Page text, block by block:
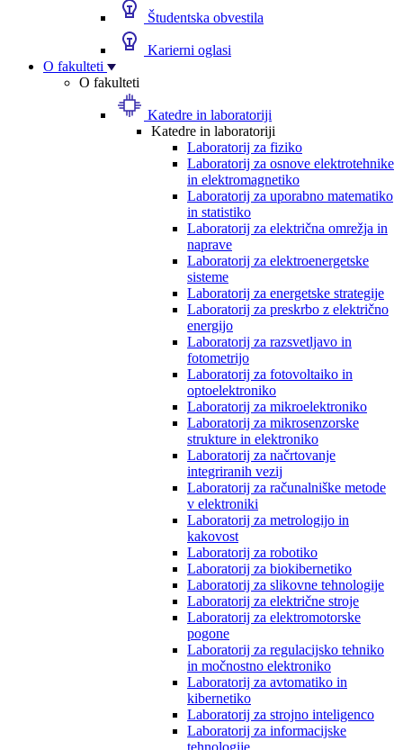
Študentska obvestila
Karierni oglasi
O fakulteti
O fakulteti
Katedre in laboratoriji
Katedre in laboratoriji
Laboratorij za fiziko
Laboratorij za osnove elektrotehnike
in elektromagnetiko
Laboratorij za uporabno matematiko
in statistiko
Laboratorij za električna omrežja in
naprave
Laboratorij za elektroenergetske
sisteme
Laboratorij za energetske strategije
Laboratorij za preskrbo z električno
energijo
Laboratorij za razsvetljavo in
fotometrijo
Laboratorij za fotovoltaiko in
optoelektroniko
Laboratorij za mikroelektroniko
Laboratorij za mikrosenzorske
strukture in elektroniko
Laboratorij za načrtovanje
integriranih vezij
Laboratorij za računalniške metode
v elektroniki
Laboratorij za metrologijo in
kakovost
Laboratorij za robotiko
Laboratorij za biokibernetiko
Laboratorij za slikovne tehnologije
Laboratorij za električne stroje
Laboratorij za elektromotorske
pogone
Laboratorij za regulacijsko tehniko
in močnostno elektroniko
Laboratorij za avtomatiko in
kibernetiko
Laboratorij za strojno inteligenco
Laboratorij za informacijske
tehnologije